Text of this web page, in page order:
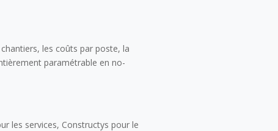
les coûts par poste, la
paramétrable en no-
les services, Constructys pour le